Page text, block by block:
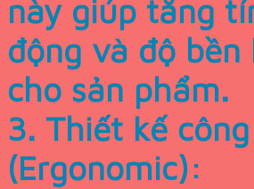
này giúp tăng
động và độ bền
cho sản phẩm.
3. Thiết kế
(Ergonomic):